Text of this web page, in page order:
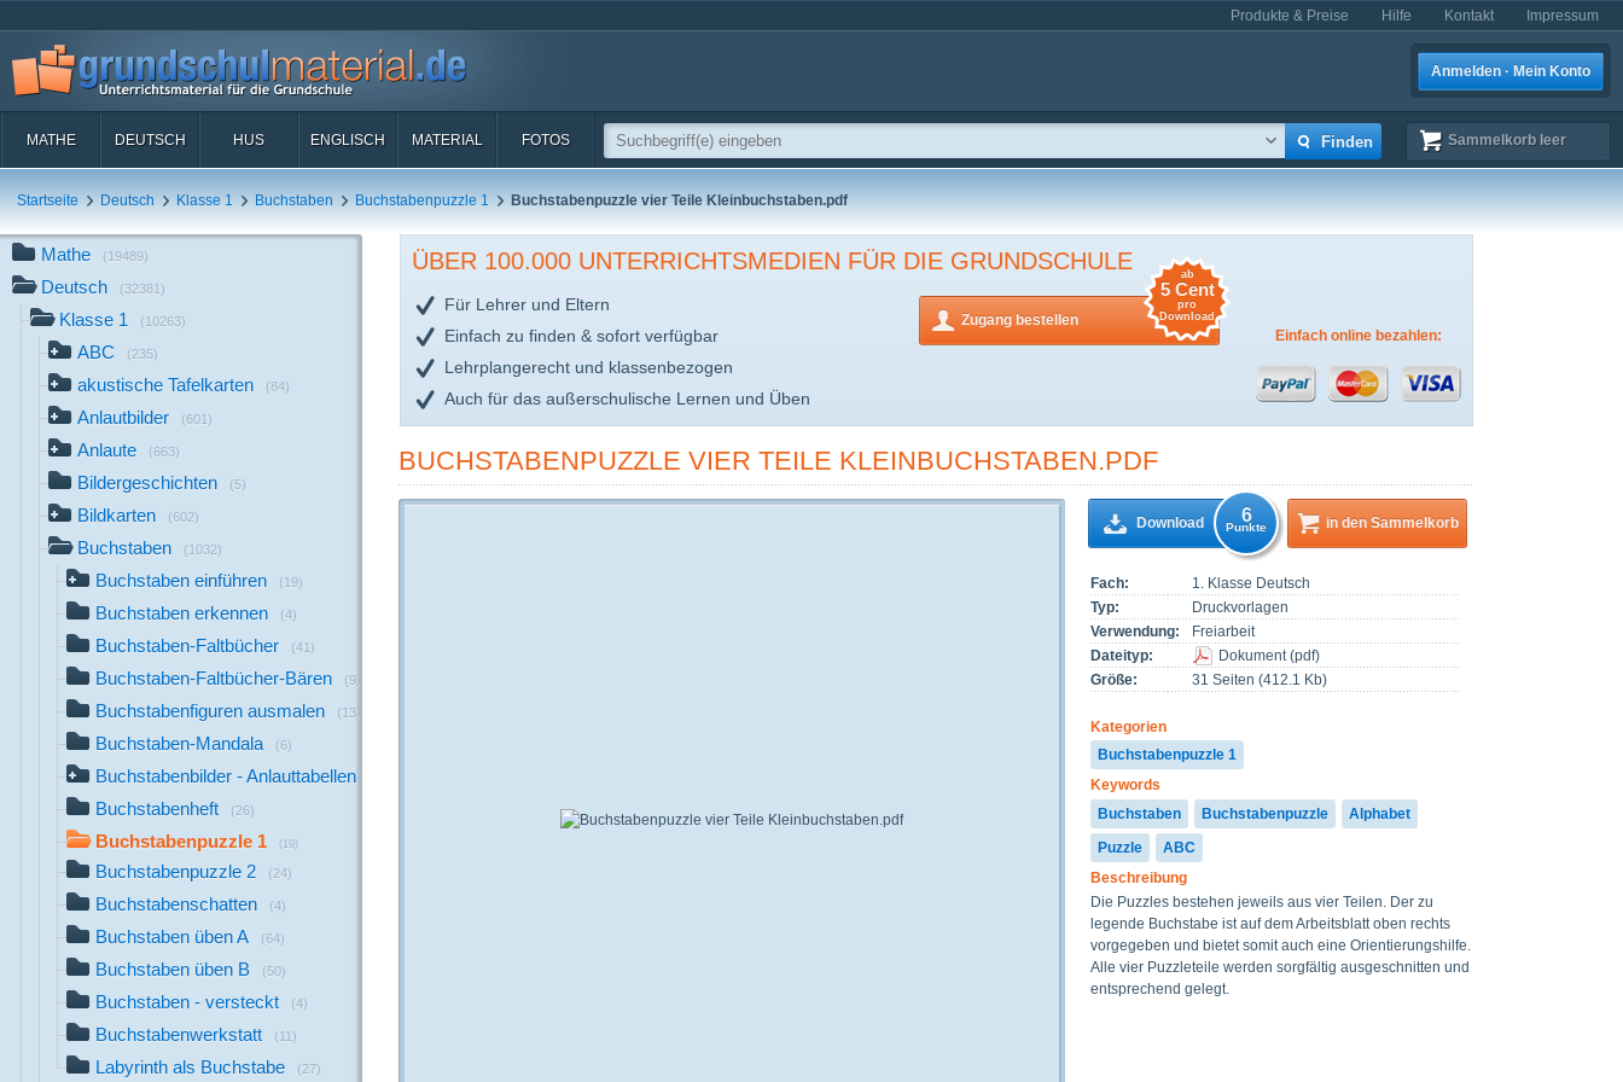
Produkte & Preise Hilfe Kontakt Impressum
Anmelden · Mein Konto
MATHE DEUTSCH HUS ENGLISCH MATERIAL FOTOS Sammelkorb leer
Startseite Deutsch Klasse 1 Buchstaben Buchstabenpuzzle 1 Buchstabenpuzzle vier Teile Kleinbuchstaben.pdf
Mathe (19489)
Deutsch (32381)
Klasse 1 (10263)
ABC (235)
akustische Tafelkarten (84)
Anlautbilder (601)
Anlaute (663)
Bildergeschichten (5)
Bildkarten (602)
Buchstaben (1032)
Buchstaben einführen (19)
Buchstaben erkennen (4)
Buchstaben-Faltbücher (41)
Buchstaben-Faltbücher-Bären (9)
Buchstabenfiguren ausmalen (13)
Buchstaben-Mandala (6)
Buchstabenbilder - Anlauttabellen
Buchstabenheft (26)
Buchstabenpuzzle 1 (19)
Buchstabenpuzzle 2 (24)
Buchstabenschatten (4)
Buchstaben üben A (64)
Buchstaben üben B (50)
Buchstaben - versteckt (4)
Buchstabenwerkstatt (11)
Labyrinth als Buchstabe (27)
ÜBER 100.000 UNTERRICHTSMEDIEN FÜR DIE GRUNDSCHULE
Für Lehrer und Eltern
Einfach zu finden & sofort verfügbar
Lehrplangerecht und klassenbezogen
Auch für das außerschulische Lernen und Üben
Zugang bestellen
ab
5 Cent
pro
Download
Einfach online bezahlen:
BUCHSTABENPUZZLE VIER TEILE KLEINBUCHSTABEN.PDF
Fach:
1. Klasse Deutsch
Typ:
Druckvorlagen
Verwendung:
Freiarbeit
Dateityp:
Dokument(pdf)
Größe:
31 Seiten (412.1 Kb)
Kategorien
Buchstabenpuzzle 1
Keywords
Buchstaben
Buchstabenpuzzle
Alphabet
Puzzle
ABC
Beschreibung
Die Puzzles bestehen jeweils aus vier Teilen. Der zu
legende Buchstabe ist auf dem Arbeitsblatt oben rechts
vorgegeben und bietet somit auch eine Orientierungshilfe.
Alle vier Puzzleteile werden sorgfältig ausgeschnitten und
entsprechend gelegt.
Download 6
Punkte in den Sammelkorb